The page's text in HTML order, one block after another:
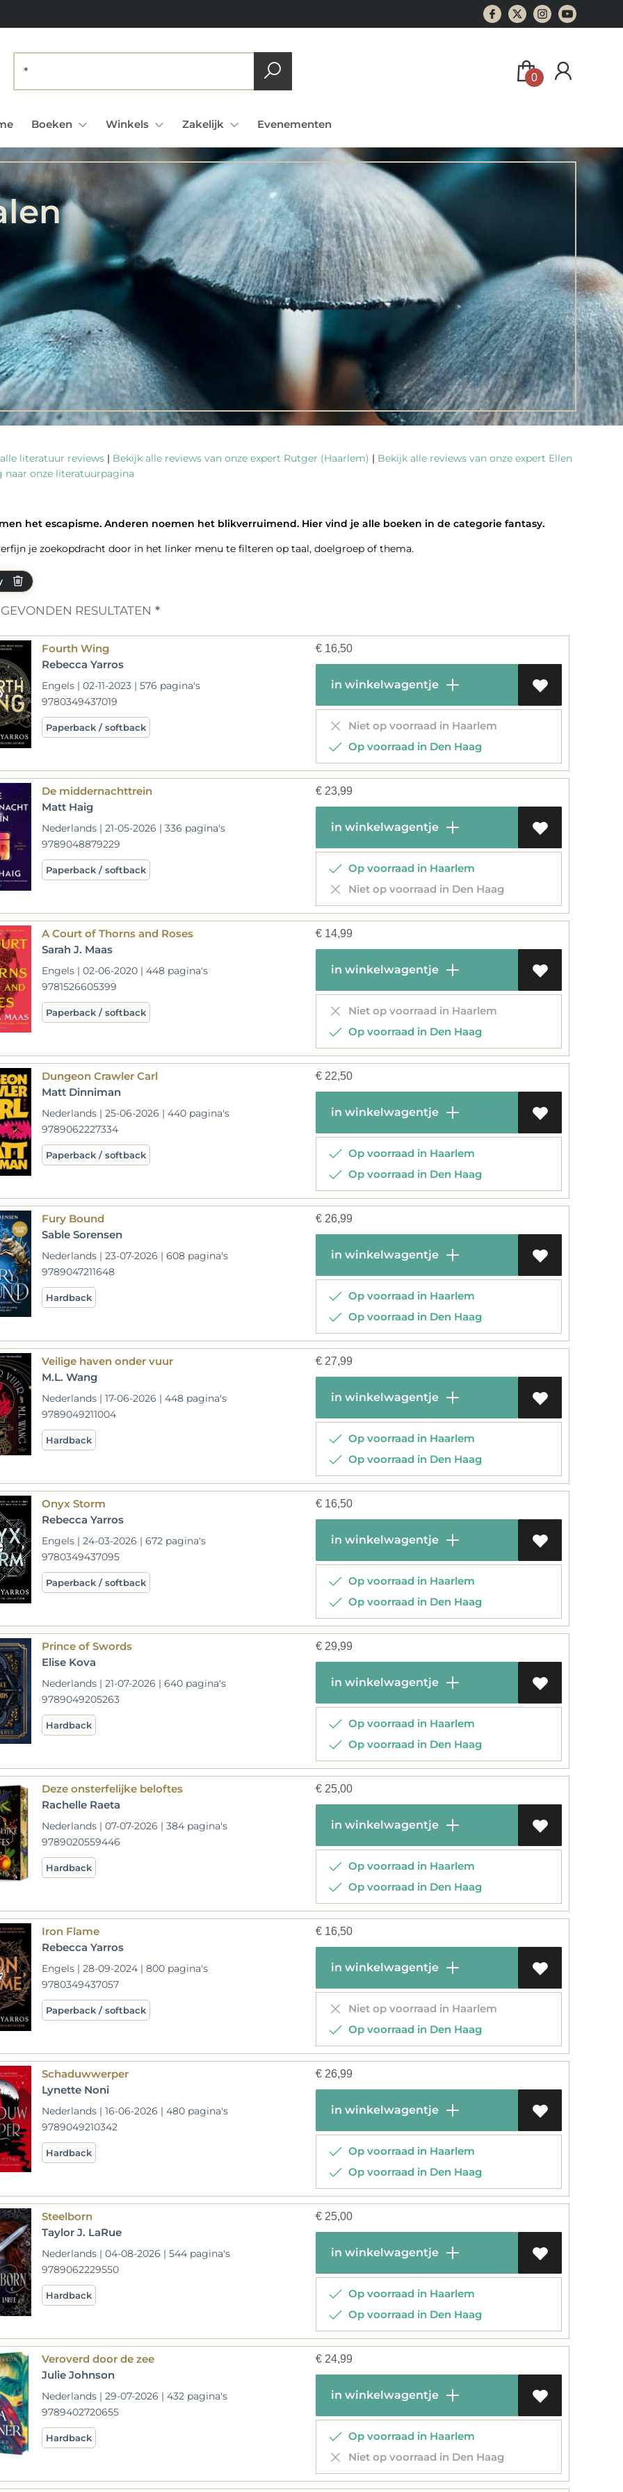
0
Boeken Winkels Zakelijk Evenementen
literatuur reviews | Bekijk alle reviews van onze expert Rutger (Haarlem) | Bekijk alle reviews van onze expert Ellen
naar onze literatuurpagina
het escapisme. Anderen noemen het blikverruimend. Hier vind je alle boeken in de categorie fantasy.
je zoekopdracht door in het linker menu te filteren op taal, doelgroep of thema.
GEVONDEN RESULTATEN *
Fourth Wing
Rebecca Yarros
Engels | 02-11-2023 | 576 pagina's
9780349437019
Paperback / softback
€ 16,50
in winkelwagentje
Niet op voorraad in Haarlem
Op voorraad in Den Haag
De middernachttrein
Matt Haig
Nederlands | 21-05-2026 | 336 pagina's
9789048879229
Paperback / softback
€ 23,99
in winkelwagentje
Op voorraad in Haarlem
Niet op voorraad in Den Haag
A Court of Thorns and Roses
Sarah J. Maas
Engels | 02-06-2020 | 448 pagina's
9781526605399
Paperback / softback
€ 14,99
in winkelwagentje
Niet op voorraad in Haarlem
Op voorraad in Den Haag
Dungeon Crawler Carl
Matt Dinniman
Nederlands | 25-06-2026 | 440 pagina's
9789062227334
Paperback / softback
€ 22,50
in winkelwagentje
Op voorraad in Haarlem
Op voorraad in Den Haag
Fury Bound
Sable Sorensen
Nederlands | 23-07-2026 | 608 pagina's
9789047211648
Hardback
€ 26,99
in winkelwagentje
Op voorraad in Haarlem
Op voorraad in Den Haag
Veilige haven onder vuur
M.L. Wang
Nederlands | 17-06-2026 | 448 pagina's
9789049211004
Hardback
€ 27,99
in winkelwagentje
Op voorraad in Haarlem
Op voorraad in Den Haag
Onyx Storm
Rebecca Yarros
Engels | 24-03-2026 | 672 pagina's
9780349437095
Paperback / softback
€ 16,50
in winkelwagentje
Op voorraad in Haarlem
Op voorraad in Den Haag
Prince of Swords
Elise Kova
Nederlands | 21-07-2026 | 640 pagina's
9789049205263
Hardback
€ 29,99
in winkelwagentje
Op voorraad in Haarlem
Op voorraad in Den Haag
Deze onsterfelijke beloftes
Rachelle Raeta
Nederlands | 07-07-2026 | 384 pagina's
9789020559446
Hardback
€ 25,00
in winkelwagentje
Op voorraad in Haarlem
Op voorraad in Den Haag
Iron Flame
Rebecca Yarros
Engels | 28-09-2024 | 800 pagina's
9780349437057
Paperback / softback
€ 16,50
in winkelwagentje
Niet op voorraad in Haarlem
Op voorraad in Den Haag
Schaduwwerper
Lynette Noni
Nederlands | 16-06-2026 | 480 pagina's
9789049210342
Hardback
€ 26,99
in winkelwagentje
Op voorraad in Haarlem
Op voorraad in Den Haag
Steelborn
Taylor J. LaRue
Nederlands | 04-08-2026 | 544 pagina's
9789062229550
Hardback
€ 25,00
in winkelwagentje
Op voorraad in Haarlem
Op voorraad in Den Haag
Veroverd door de zee
Julie Johnson
Nederlands | 29-07-2026 | 432 pagina's
9789402720655
Hardback
€ 24,99
in winkelwagentje
Op voorraad in Haarlem
Niet op voorraad in Den Haag